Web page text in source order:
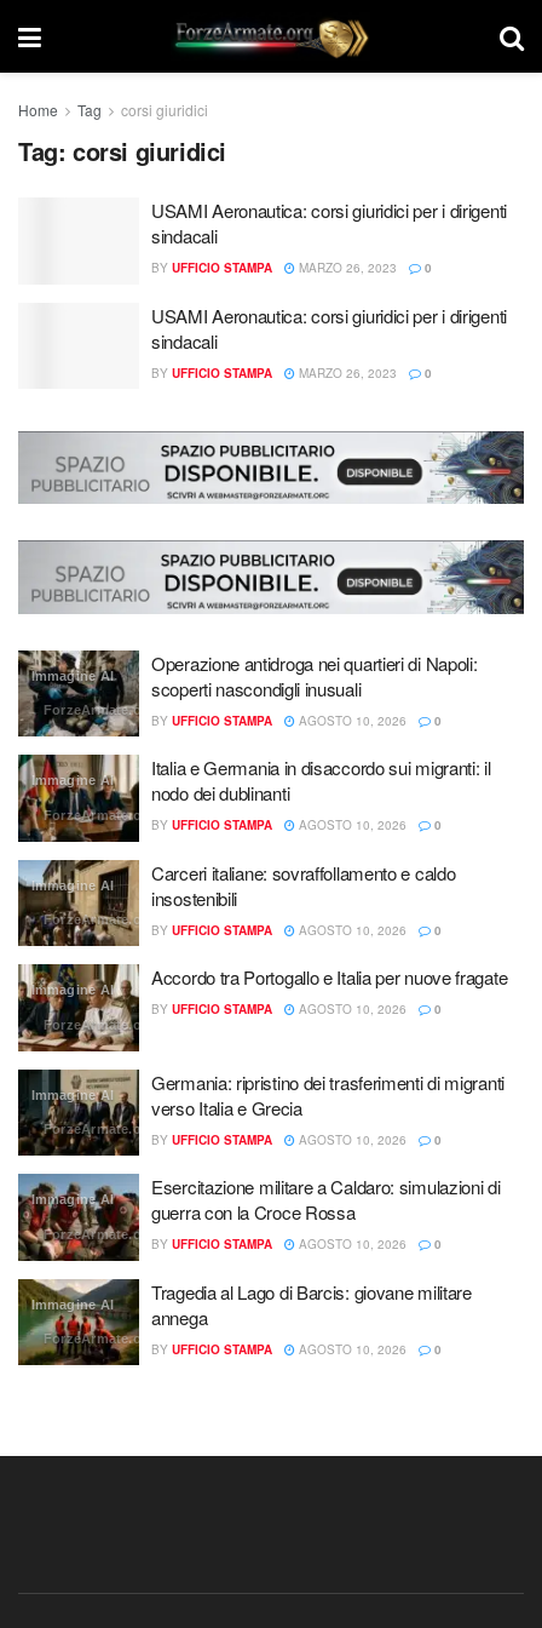
Home Tag corsi giuridici
Tag: corsi giuridici
USAMI Aeronautica: corsi giuridici per i dirigenti
sindacali
BY UFFICIO STAMPA MARZO 26, 2023 0
USAMI Aeronautica: corsi giuridici per i dirigenti
sindacali
BY UFFICIO STAMPA MARZO 26, 2023 0
Immagine AI
ForzeArmate.org
Operazione antidroga nei quartieri di Napoli:
scoperti nascondigli inusuali
BY UFFICIO STAMPA AGOSTO 10, 2026 0
Immagine AI
ForzeArmate.org
Italia e Germania in disaccordo sui migranti: il
nodo dei dublinanti
BY UFFICIO STAMPA AGOSTO 10, 2026 0
Immagine AI
ForzeArmate.org
Carceri italiane: sovraffollamento e caldo
insostenibili
BY UFFICIO STAMPA AGOSTO 10, 2026 0
Immagine AI
ForzeArmate.org
Accordo tra Portogallo e Italia per nuove fragate
BY UFFICIO STAMPA AGOSTO 10, 2026 0
Immagine AI
ForzeArmate.org
Germania: ripristino dei trasferimenti di migranti
verso Italia e Grecia
BY UFFICIO STAMPA AGOSTO 10, 2026 0
Immagine AI
ForzeArmate.org
Esercitazione militare a Caldaro: simulazioni di
guerra con la Croce Rossa
BY UFFICIO STAMPA AGOSTO 10, 2026 0
Immagine AI
ForzeArmate.org
Tragedia al Lago di Barcis: giovane militare
annega
BY UFFICIO STAMPA AGOSTO 10, 2026 0